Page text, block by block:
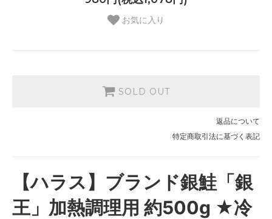
お気に入り
SOLD OUT
返品について
特定商取引法に基づく表記
【ハラス】ブランド銀鮭「銀
王」加熱調理用 約500g ★冷